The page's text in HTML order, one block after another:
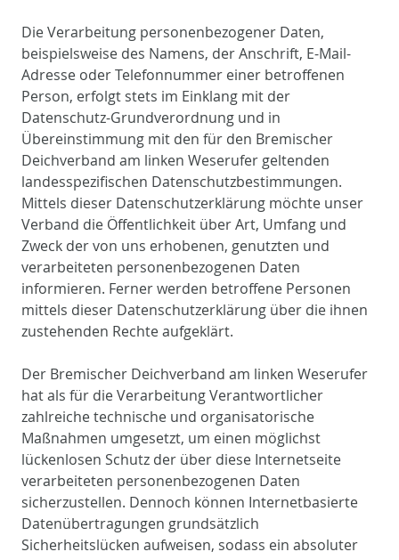
Die Verarbeitung personenbezogener Daten,
beispielsweise des Namens, der Anschrift, E-Mail-
Adresse oder Telefonnummer einer betroffenen
Person, erfolgt stets im Einklang mit der
Datenschutz-Grundverordnung und in
Übereinstimmung mit den für den Bremischer
Deichverband am linken Weserufer geltenden
landesspezifischen Datenschutzbestimmungen.
Mittels dieser Datenschutzerklärung möchte unser
Verband die Öffentlichkeit über Art, Umfang und
Zweck der von uns erhobenen, genutzten und
verarbeiteten personenbezogenen Daten
informieren. Ferner werden betroffene Personen
mittels dieser Datenschutzerklärung über die ihnen
zustehenden Rechte aufgeklärt.
Der Bremischer Deichverband am linken Weserufer
hat als für die Verarbeitung Verantwortlicher
zahlreiche technische und organisatorische
Maßnahmen umgesetzt, um einen möglichst
lückenlosen Schutz der über diese Internetseite
verarbeiteten personenbezogenen Daten
sicherzustellen. Dennoch können Internetbasierte
Datenübertragungen grundsätzlich
Sicherheitslücken aufweisen, sodass ein absoluter